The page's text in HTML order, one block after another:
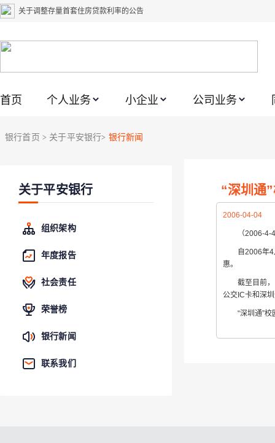
关于调整存量首套住房贷款利率的公告
关于我行聚金宝交易软件升级更新的通知
关于2020年端午节期间上金所代理业务调整合约保证金比例和涨跌幅度限制的
关于加强代理贵金属业务风险防范的提示
首页 个人业务 小企业 公司业务
银行首页 > 关于平安银行> 银行新闻
关于平安银行
组织架构
年度报告
社会责任
荣誉榜
银行新闻
联系我们
“深圳通
2006-04-04
（2006-4-
自2006年4月
惠。
截至目前，已
公交IC卡和深
“深圳通”校园